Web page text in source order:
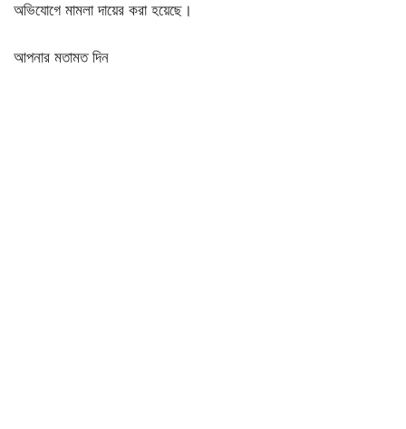
অভিযোগে মামলা দায়ের করা হয়েছে।
আপনার মতামত দিন